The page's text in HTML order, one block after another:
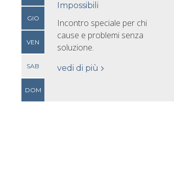
GIO
VEN
SAB
DOM
Impossibili
Incontro speciale per chi
cause e problemi senza
soluzione.
vedi di più